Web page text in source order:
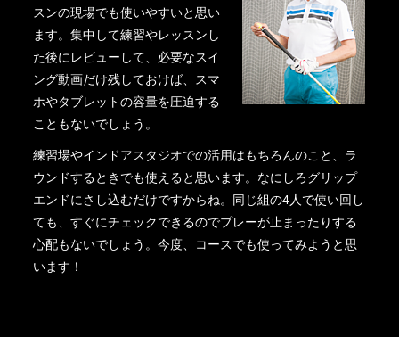
スンの現場でも使いやすいと思い
ます。集中して練習やレッスンし
た後にレビューして、必要なスイ
ング動画だけ残しておけば、スマ
ホやタブレットの容量を圧迫する
こともないでしょう。
練習場やインドアスタジオでの活用はもちろんのこと、ラ
ウンドするときでも使えると思います。なにしろグリップ
エンドにさし込むだけですからね。同じ組の4人で使い回し
ても、すぐにチェックできるのでプレーが止まったりする
心配もないでしょう。今度、コースでも使ってみようと思
います！